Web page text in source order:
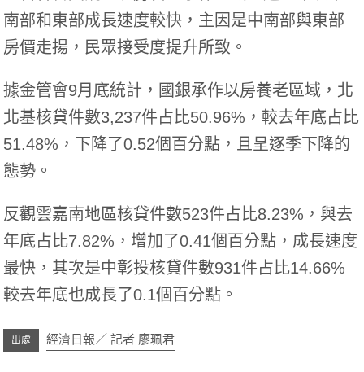
南部和東部成長速度較快，主因是中南部與東部
房價走揚，民眾接受度提升所致。
據金管會9月底統計，國銀承作以房養老區域，北
北基核貸件數3,237件占比50.96%，較去年底占比
51.48%，下降了0.52個百分點，且呈逐季下降的
態勢。
反觀雲嘉南地區核貸件數523件占比8.23%，與去
年底占比7.82%，增加了0.41個百分點，成長速度
最快，其次是中彰投核貸件數931件占比14.66%
較去年底也成長了0.1個百分點。
經濟日報／ 記者 廖珮君